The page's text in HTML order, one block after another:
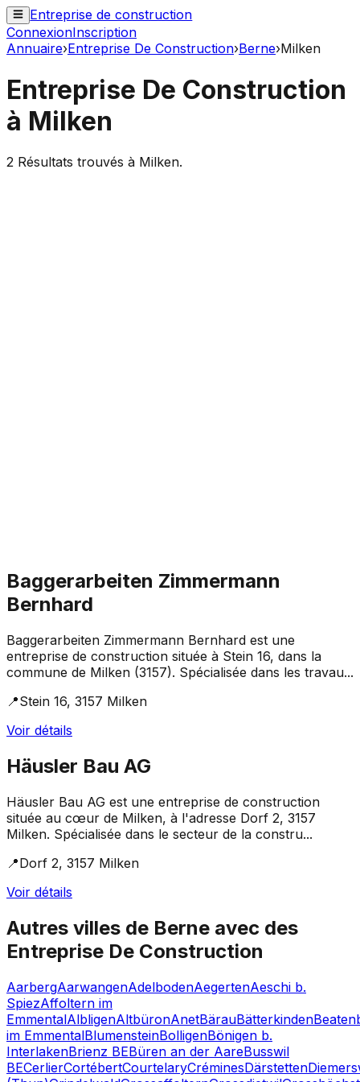
Entreprise de construction
ConnexionInscription
Annuaire›Entreprise De Construction›Berne›Milken
Entreprise De Construction
à Milken
2 Résultats trouvés à Milken.
Baggerarbeiten Zimmermann
Bernhard
Baggerarbeiten Zimmermann Bernhard est une
entreprise de construction située à Stein 16, dans la
commune de Milken (3157). Spécialisée dans les travau...
📍Stein 16, 3157 Milken
Voir détails
Häusler Bau AG
Häusler Bau AG est une entreprise de construction
située au cœur de Milken, à l'adresse Dorf 2, 3157
Milken. Spécialisée dans le secteur de la constru...
📍Dorf 2, 3157 Milken
Voir détails
Autres villes de Berne avec des
Entreprise De Construction
AarbergAarwangenAdelbodenAegertenAeschi b.
SpiezAffoltern im
EmmentalAlbligenAltbüronAnetBärauBätterkinden
im EmmentalBlumensteinBolligenBönigen b.
InterlakenBrienz BEBüren an der AareBusswil
BECerlierCortébertCourtelaryCréminesDärstetten